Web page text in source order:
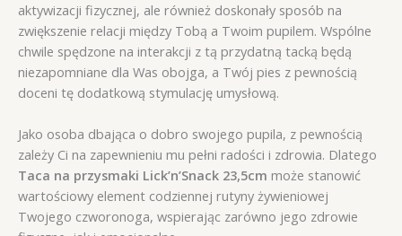
aktywizacji fizycznej, ale również doskonały sposób na
zwiększenie relacji między Tobą a Twoim pupilem. Wspólne
chwile spędzone na interakcji z tą przydatną tacką będą
niezapomniane dla Was obojga, a Twój pies z pewnością
doceni tę dodatkową stymulację umysłową.
Jako osoba dbająca o dobro swojego pupila, z pewnością
zależy Ci na zapewnieniu mu pełni radości i zdrowia. Dlatego
Taca na przysmaki Lick’n’Snack 23,5cm może stanowić
wartościowy element codziennej rutyny żywieniowej
Twojego czworonoga, wspierając zarówno jego zdrowie